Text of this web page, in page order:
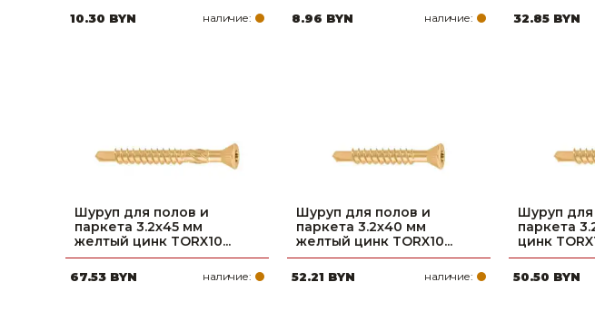
10.30 BYN наличие: 8.96 BYN наличие: 32.85 BYN
Шуруп для полов и
паркета 3.2х45 мм
желтый цинк TORX10...
67.53 BYN наличие:
Шуруп для полов и
паркета 3.2х40 мм
желтый цинк TORX10...
52.21 BYN наличие:
Шуруп
паркета
цинк
50.50 BYN